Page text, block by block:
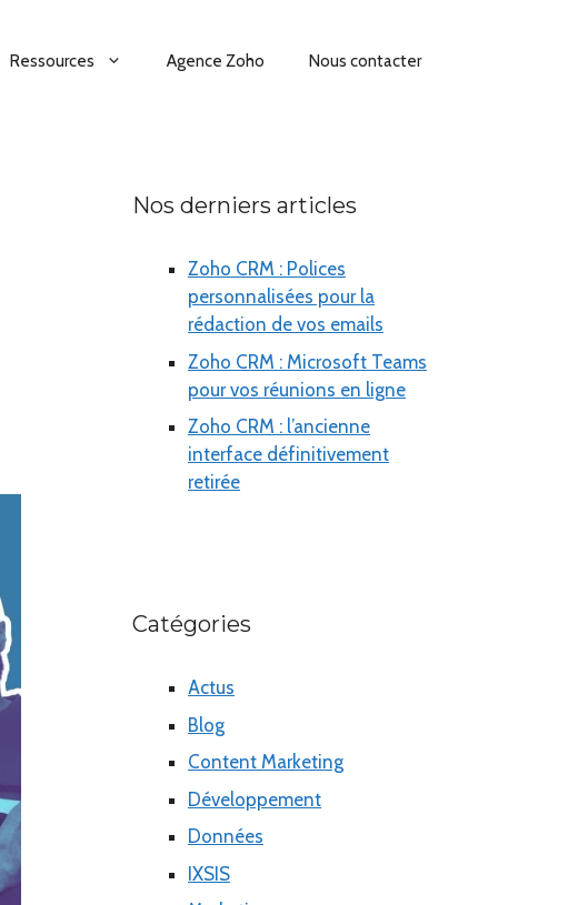
Ressources Agence Zoho Nous contacter
Nos derniers articles
Zoho CRM : Polices
personnalisées pour la
rédaction de vos emails
Zoho CRM : Microsoft Teams
pour vos réunions en ligne
Zoho CRM : l’ancienne
interface définitivement
retirée
Catégories
Actus
Blog
Content Marketing
Développement
Données
IXSIS